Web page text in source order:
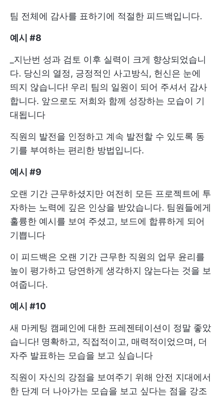
팀 전체에 감사를 표하기에 적절한 피드백입니다.
예시 #8
_지난번 성과 검토 이후 실력이 크게 향상되었습니
다. 당신의 열정, 긍정적인 사고방식, 헌신은 눈에
띄지 않습니다! 우리 팀의 일원이 되어 주셔서 감사
합니다. 앞으로도 저희와 함께 성장하는 모습이 기
대됩니다
직원의 발전을 인정하고 계속 발전할 수 있도록 동
기를 부여하는 편리한 방법입니다.
예시 #9
오랜 기간 근무하셨지만 여전히 모든 프로젝트에 투
자하는 노력에 깊은 인상을 받았습니다. 팀원들에게
훌륭한 예시를 보여 주셨고, 보드에 합류하게 되어
기쁩니다
이 피드백은 오랜 기간 근무한 직원의 업무 윤리를
높이 평가하고 당연하게 생각하지 않는다는 것을 보
여줍니다.
예시 #10
새 마케팅 캠페인에 대한 프레젠테이션이 정말 좋았
습니다! 명확하고, 직접적이고, 매력적이었으며, 더
자주 발표하는 모습을 보고 싶습니다
직원이 자신의 강점을 보여주기 위해 안전 지대에서
한 단계 더 나아가는 모습을 보고 싶다는 점을 강조